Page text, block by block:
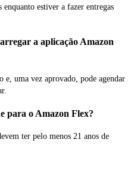
estiver a fazer entregas
a aplicação Amazon
e, uma vez aprovado, pode agendar
para o Amazon Flex?
ter pelo menos 21 anos de